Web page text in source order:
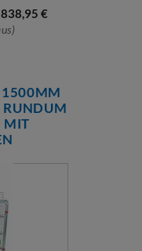
838,95 €
1500MM
RUNDUM
MIT